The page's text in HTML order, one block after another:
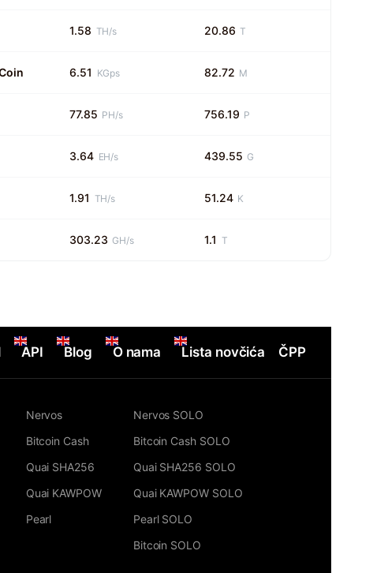
1.58 TH/s 20.86 T
6.51 KGps 82.72 M
77.85 PH/s 756.19 P
3.64 EH/s 439.55 G
1.91 TH/s 51.24 K
303.23 GH/s 1.1 T
API Blog O nama Lista novčića ČPP
Nervos
Bitcoin Cash
Quai SHA256
Quai KAWPOW
Pearl
Nervos SOLO
Bitcoin Cash SOLO
Quai SHA256 SOLO
Quai KAWPOW SOLO
Pearl SOLO
Bitcoin SOLO